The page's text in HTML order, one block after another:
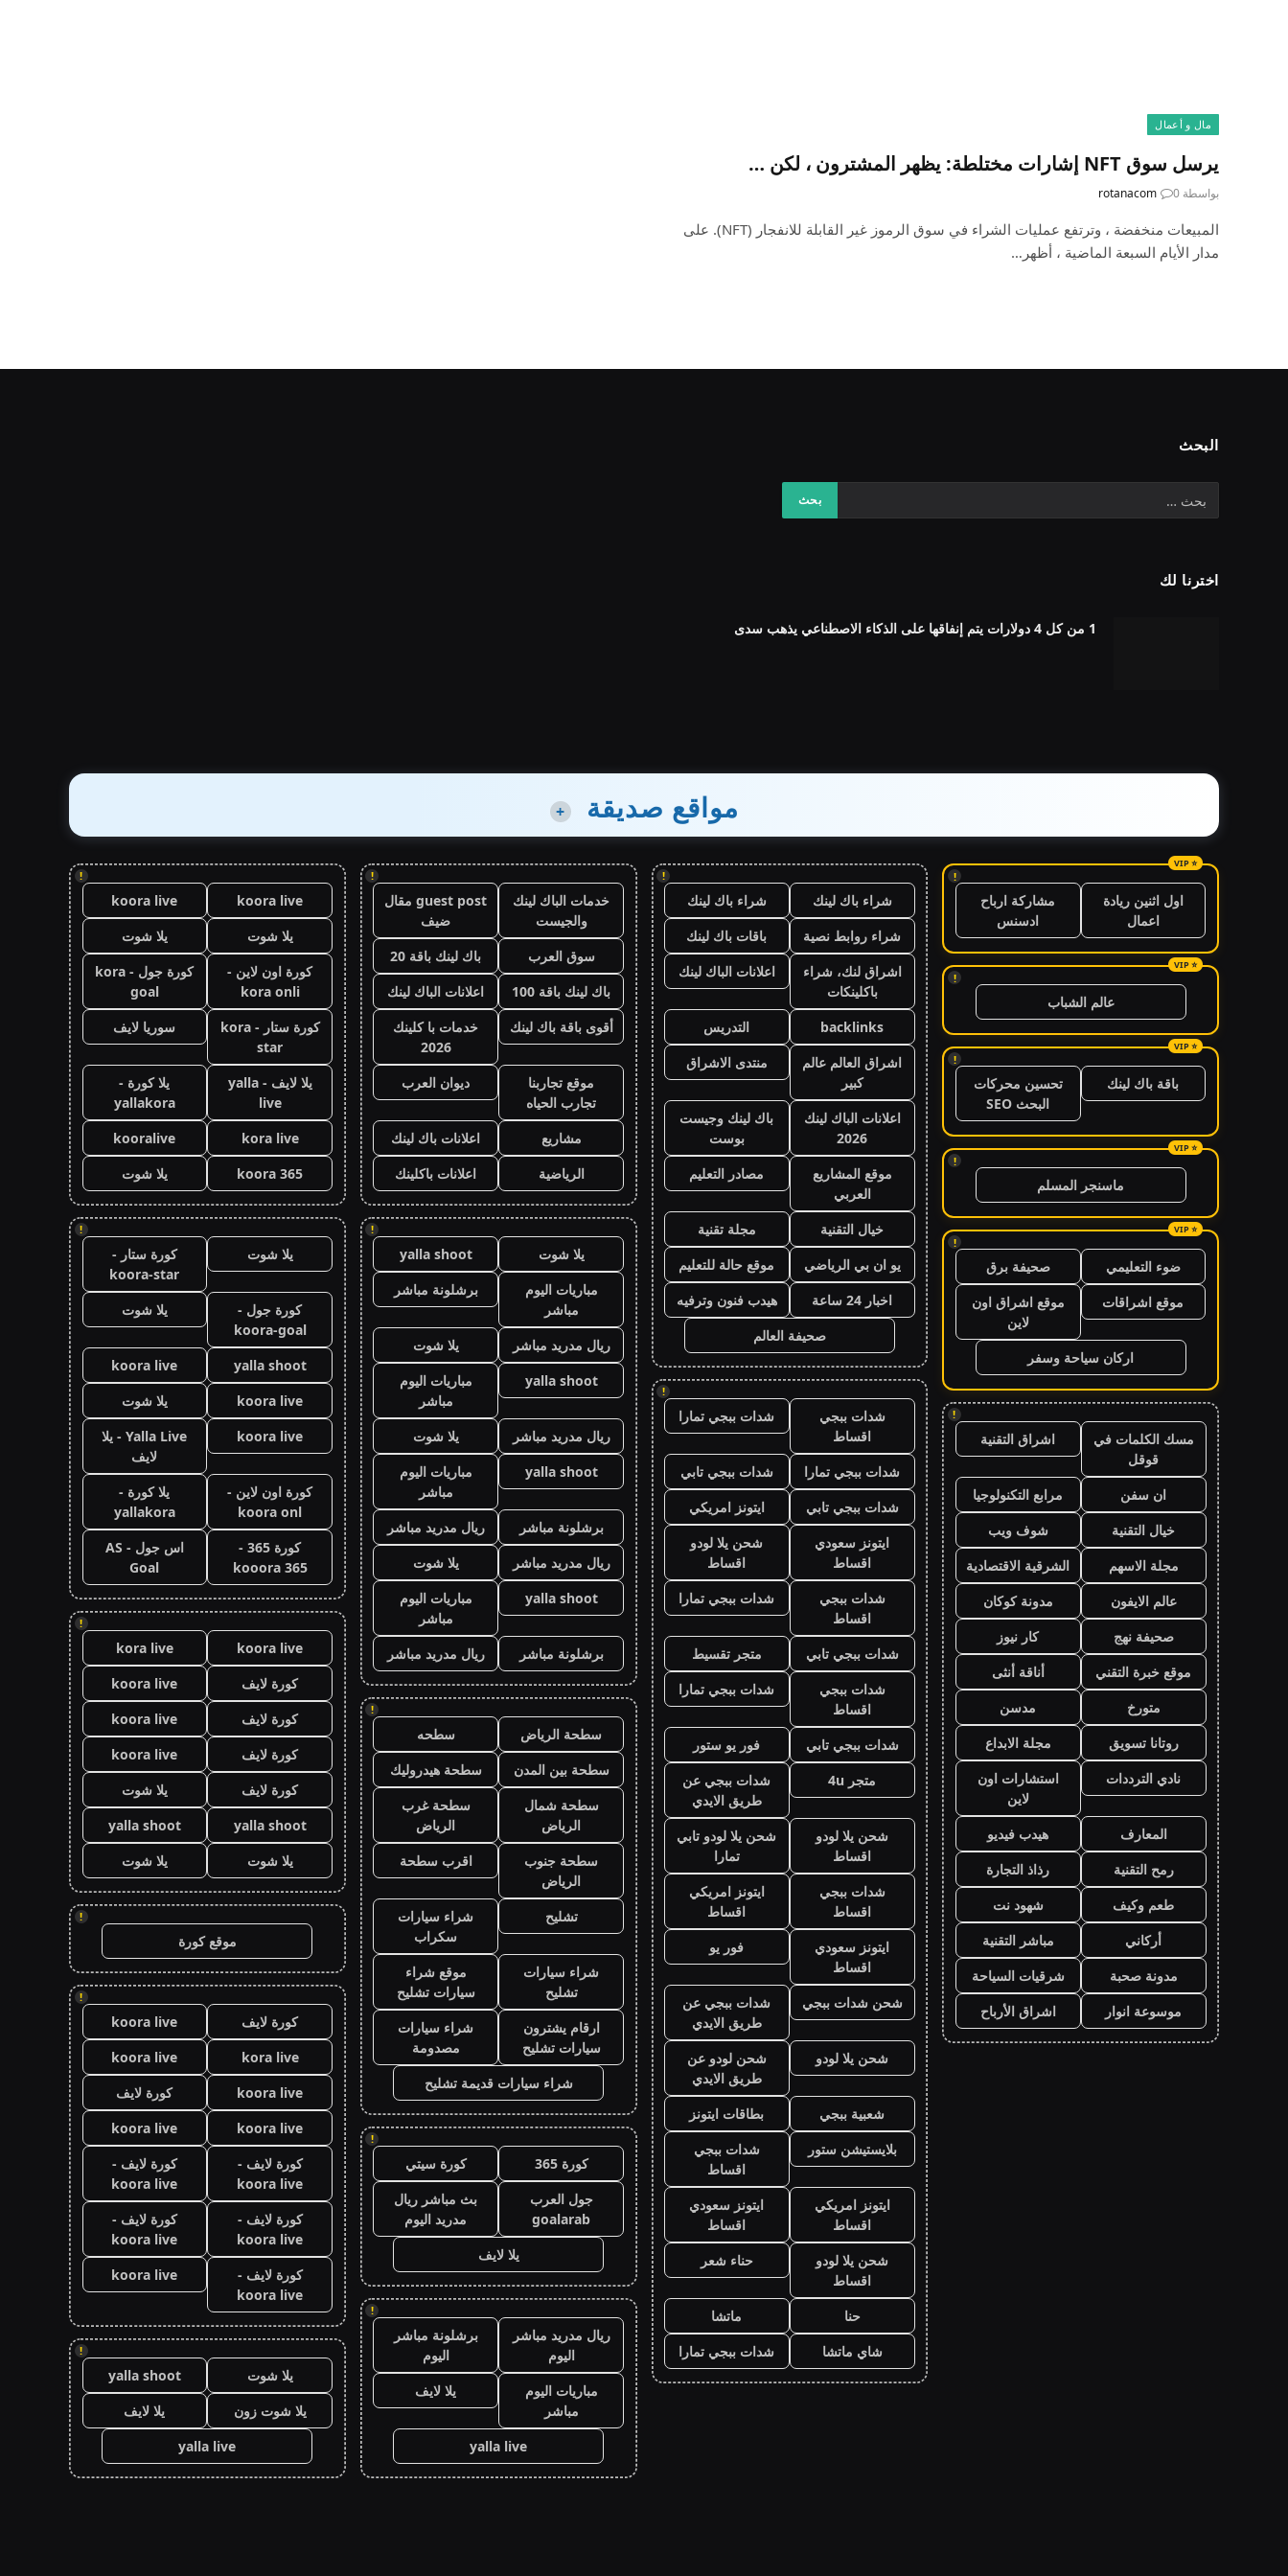
مال و أعمال
يرسل سوق NFT إشارات مختلطة: يظهر المشترون ، لكن …
بواسطة rotanacom 0
المبيعات منخفضة ، وترتفع عمليات الشراء في سوق الرموز غير القابلة للانفجار (NFT). على
مدار الأيام السبعة الماضية ، أظهر…
البحث
اخترنا لك
1 من كل 4 دولارات يتم إنفاقها على الذكاء الاصطناعي يذهب سدى
مواقع صديقة +
!
اول اثنين ريادة
اعمال
مشاركة ارباح
ادسنس
!
عالم الشباب
!
باقة باك لينك
تحسين محركات
البحث SEO
!
ماسنجر المسلم
!
ضوء التعليمي
صحيفة برق
موقع اشراقات
موقع اشراق اون
لاين
اركان سياحة وسفر
!
مسك الكلمات في
قوقل
اشراق التقنية
ان سفن
مرابع التكنولوجيا
خيال التقنية
شوف ويب
مجلة الاسهم
الشرقية الاقتصادية
عالم الايفون
مدونة كوكان
صحيفة نهج
كار نيوز
موقع خبرة التقني
أناقة أنثى
متورخ
مدسن
روتانا تسويق
مجلة الابداع
نادي الترددات
استشارات اون
لاين
المعارف
هيدب فيديو
رمح التقنية
رذاذ التجارة
طعم وكيف
شهود نت
أركاني
مباشر التقنية
مدونة صحبة
شرقيات السياحة
موسوعة انوار
اشراق الأرباح
!
شراء باك لينك
شراء باك لينك
شراء روابط نصية
باقات باك لينك
اشراق لنك، شراء
باكلينكات
اعلانات الباك لينك
backlinks
التدريس
اشراق العالم عالم
كبير
منتدى الاشراق
اعلانات الباك لينك
2026
باك لينك وجيست
بوست
موقع المشاريع
العربي
مصادر التعليم
خيال التقنية
مجلة تقنية
يو ان بي الرياضي
موقع حالة للتعليم
اخبار 24 ساعة
هيدب فنون وترفيه
صحيفة العالم
!
شدات ببجي
اقساط
شدات ببجي تمارا
شدات ببجي تمارا
شدات ببجي تابي
شدات ببجي تابي
ايتونز امريكي
ايتونز سعودي
اقساط
شحن يلا لودو
اقساط
شدات ببجي
اقساط
شدات ببجي تمارا
شدات ببجي تابي
متجر تقسيط
شدات ببجي
اقساط
شدات ببجي تمارا
شدات ببجي تابي
فور يو ستور
متجر 4u
شدات ببجي عن
طريق الايدي
شحن يلا لودو
اقساط
شحن يلا لودو تابي
تمارا
شدات ببجي
اقساط
ايتونز امريكي
اقساط
ايتونز سعودي
اقساط
فور يو
شحن شدات ببجي
شدات ببجي عن
طريق الايدي
شحن يلا لودو
شحن لودو عن
طريق الايدي
شعبية ببجي
بطاقات ايتونز
بلايستيشن ستور
شدات ببجي
اقساط
ايتونز امريكي
اقساط
ايتونز سعودي
اقساط
شحن يلا لودو
اقساط
حناء شعر
حنا
ماتشا
شاي ماتشا
شدات ببجي تمارا
!
خدمات الباك لينك
والجيست
guest post مقال
ضيف
سوق العرب
باك لينك باقة 20
باك لينك باقة 100
اعلانات الباك لينك
أقوى باقة باك لينك
خدمات با كلينك
2026
موقع تجاربنا
تجارب الحياه
ديوان العرب
مشاريع
اعلانات باك لينك
الرياضية
اعلانات باكلينك
!
يلا شوت
yalla shoot
مباريات اليوم
مباشر
برشلونة مباشر
ريال مدريد مباشر
يلا شوت
yalla shoot
مباريات اليوم
مباشر
ريال مدريد مباشر
يلا شوت
yalla shoot
مباريات اليوم
مباشر
برشلونة مباشر
ريال مدريد مباشر
ريال مدريد مباشر
يلا شوت
yalla shoot
مباريات اليوم
مباشر
برشلونة مباشر
ريال مدريد مباشر
!
سطحة الرياض
سطحه
سطحة بين المدن
سطحة هيدروليك
سطحة شمال
الرياض
سطحة غرب
الرياض
سطحة جنوب
الرياض
اقرب سطحة
تشليح
شراء سيارات
سكراب
شراء سيارات
تشليح
موقع شراء
سيارات تشليح
ارقام يشترون
سيارات تشليح
شراء سيارات
مصدومة
شراء سيارات قديمة تشليح
!
كورة 365
كورة سيتي
جول العرب
goalarab
بث مباشر ريال
مدريد اليوم
يلا لايف
!
ريال مدريد مباشر
اليوم
برشلونة مباشر
اليوم
مباريات اليوم
مباشر
يلا لايف
yalla live
!
koora live
koora live
يلا شوت
يلا شوت
كورة اون لاين -
kora onli
كورة جول - kora
goal
كورة ستار - kora
star
سوريا لايف
يلا لايف - yalla
live
يلا كورة -
yallakora
kora live
kooralive
koora 365
يلا شوت
!
يلا شوت
كورة ستار -
koora-star
كورة جول -
koora-goal
يلا شوت
yalla shoot
koora live
koora live
يلا شوت
koora live
Yalla Live - يلا
لايف
كورة اون لاين -
koora onl
يلا كورة -
yallakora
كورة 365 -
kooora 365
اس جول - AS
Goal
!
koora live
kora live
كورة لايف
koora live
كورة لايف
koora live
كورة لايف
koora live
كورة لايف
يلا شوت
yalla shoot
yalla shoot
يلا شوت
يلا شوت
!
موقع كورة
!
كورة لايف
koora live
kora live
koora live
koora live
كورة لايف
koora live
koora live
كورة لايف -
koora live
كورة لايف -
koora live
كورة لايف -
koora live
كورة لايف -
koora live
كورة لايف -
koora live
koora live
!
يلا شوت
yalla shoot
يلا شوت زون
يلا لايف
yalla live